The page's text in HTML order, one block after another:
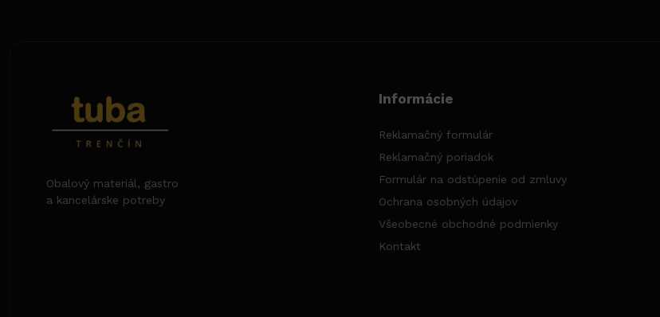
Obalový materiál, gastro
a kancelárske potreby
Informácie
Reklamačný formulár
Reklamačný poriadok
Formulár na odstúpenie od zmluvy
Ochrana osobných údajov
Všeobecné obchodné podmienky
Kontakt